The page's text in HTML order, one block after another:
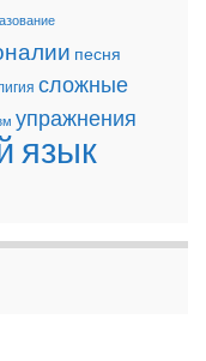
песня
сложные
упражнения
язык